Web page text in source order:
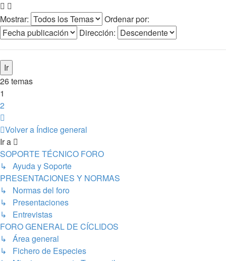
Mostrar:
Ordenar por:
Dirección:
26 temas
1
2
Volver a Índice general
Ir a
SOPORTE TÉCNICO FORO
↳ Ayuda y Soporte
PRESENTACIONES Y NORMAS
↳ Normas del foro
↳ Presentaciones
↳ Entrevistas
FORO GENERAL DE CÍCLIDOS
↳ Área general
↳ Fichero de Especies